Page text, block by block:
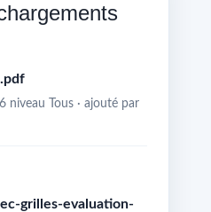
niveau Tous · ajouté par
grilles-evaluation-